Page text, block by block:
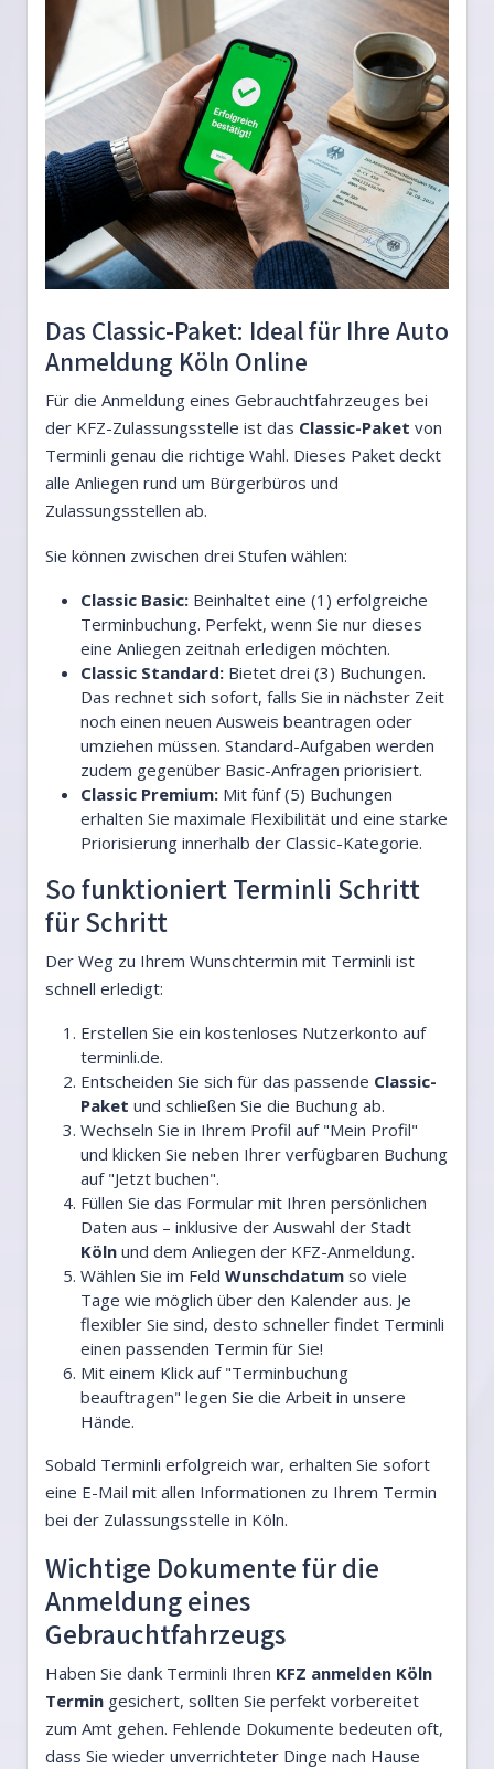
Das Classic-Paket: Ideal für Ihre Auto
Anmeldung Köln Online
Für die Anmeldung eines Gebrauchtfahrzeuges bei
der KFZ-Zulassungsstelle ist das Classic-Paket von
Terminli genau die richtige Wahl. Dieses Paket deckt
alle Anliegen rund um Bürgerbüros und
Zulassungsstellen ab.
Sie können zwischen drei Stufen wählen:
Classic Basic: Beinhaltet eine (1) erfolgreiche
Terminbuchung. Perfekt, wenn Sie nur dieses
eine Anliegen zeitnah erledigen möchten.
Classic Standard: Bietet drei (3) Buchungen.
Das rechnet sich sofort, falls Sie in nächster Zeit
noch einen neuen Ausweis beantragen oder
umziehen müssen. Standard-Aufgaben werden
zudem gegenüber Basic-Anfragen priorisiert.
Classic Premium: Mit fünf (5) Buchungen
erhalten Sie maximale Flexibilität und eine starke
Priorisierung innerhalb der Classic-Kategorie.
So funktioniert Terminli Schritt
für Schritt
Der Weg zu Ihrem Wunschtermin mit Terminli ist
schnell erledigt:
Erstellen Sie ein kostenloses Nutzerkonto auf
terminli.de.
Entscheiden Sie sich für das passende Classic-
Paket und schließen Sie die Buchung ab.
Wechseln Sie in Ihrem Profil auf "Mein Profil"
und klicken Sie neben Ihrer verfügbaren Buchung
auf "Jetzt buchen".
Füllen Sie das Formular mit Ihren persönlichen
Daten aus – inklusive der Auswahl der Stadt
Köln und dem Anliegen der KFZ-Anmeldung.
Wählen Sie im Feld Wunschdatum so viele
Tage wie möglich über den Kalender aus. Je
flexibler Sie sind, desto schneller findet Terminli
einen passenden Termin für Sie!
Mit einem Klick auf "Terminbuchung
beauftragen" legen Sie die Arbeit in unsere
Hände.
Sobald Terminli erfolgreich war, erhalten Sie sofort
eine E-Mail mit allen Informationen zu Ihrem Termin
bei der Zulassungsstelle in Köln.
Wichtige Dokumente für die
Anmeldung eines
Gebrauchtfahrzeugs
Haben Sie dank Terminli Ihren KFZ anmelden Köln
Termin gesichert, sollten Sie perfekt vorbereitet
zum Amt gehen. Fehlende Dokumente bedeuten oft,
dass Sie wieder unverrichteter Dinge nach Hause